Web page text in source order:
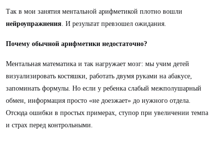
Так в мои занятия ментальной арифметикой плотно вошли
нейроупражнения. И результат превзошел ожидания.
Почему обычной арифметики недостаточно?
Ментальная математика и так нагружает мозг: мы учим детей
визуализировать костяшки, работать двумя руками на абакусе,
запоминать формулы. Но если у ребенка слабый межполушарный
обмен, информация просто «не доезжает» до нужного отдела.
Отсюда ошибки в простых примерах, ступор при увеличении темпа
и страх перед контрольными.